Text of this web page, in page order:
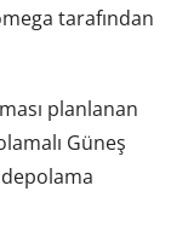
tarafından
planlanan
Güneş